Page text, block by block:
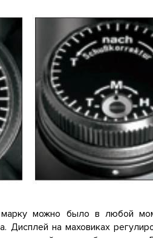
можно было в любой
Дисплей на маховиках